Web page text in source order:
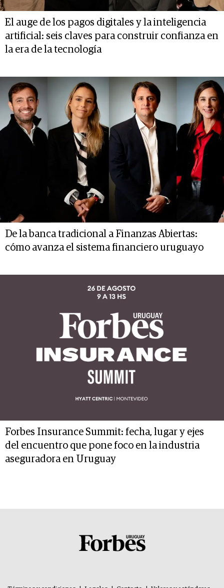
El auge de los pagos digitales y la inteligencia
artificial: seis claves para construir confianza en
la era de la tecnología
De la banca tradicional a Finanzas Abiertas:
cómo avanza el sistema financiero uruguayo
Forbes Insurance Summit: fecha, lugar y ejes
del encuentro que pone foco en la industria
aseguradora en Uruguay